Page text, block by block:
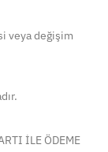
veya değişim
İLE ÖDEME